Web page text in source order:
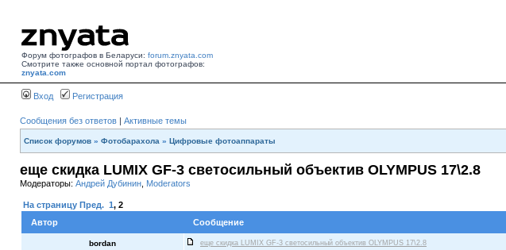
Форум фотографов в Беларуси: forum.znyata.com
Смотрите также основной портал фотографов:
znyata.com
Вход Регистрация
Сообщения без ответов | Активные темы
Список форумов » Фотобарахола » Цифровые фотоаппараты
еще скидка LUMIX GF-3 светосильный объектив OLYMPUS 17\2.8
Модераторы: Андрей Дубинин Moderators
На страницу Пред. 1, 2
Автор
Сообщение
bordan еще скидка LUMIX GF-3 светосильный объектив OLYMPUS 17\2.8